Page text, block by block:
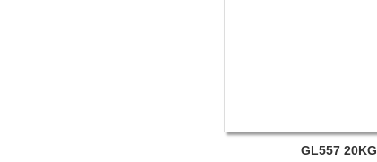
GL557 20KG